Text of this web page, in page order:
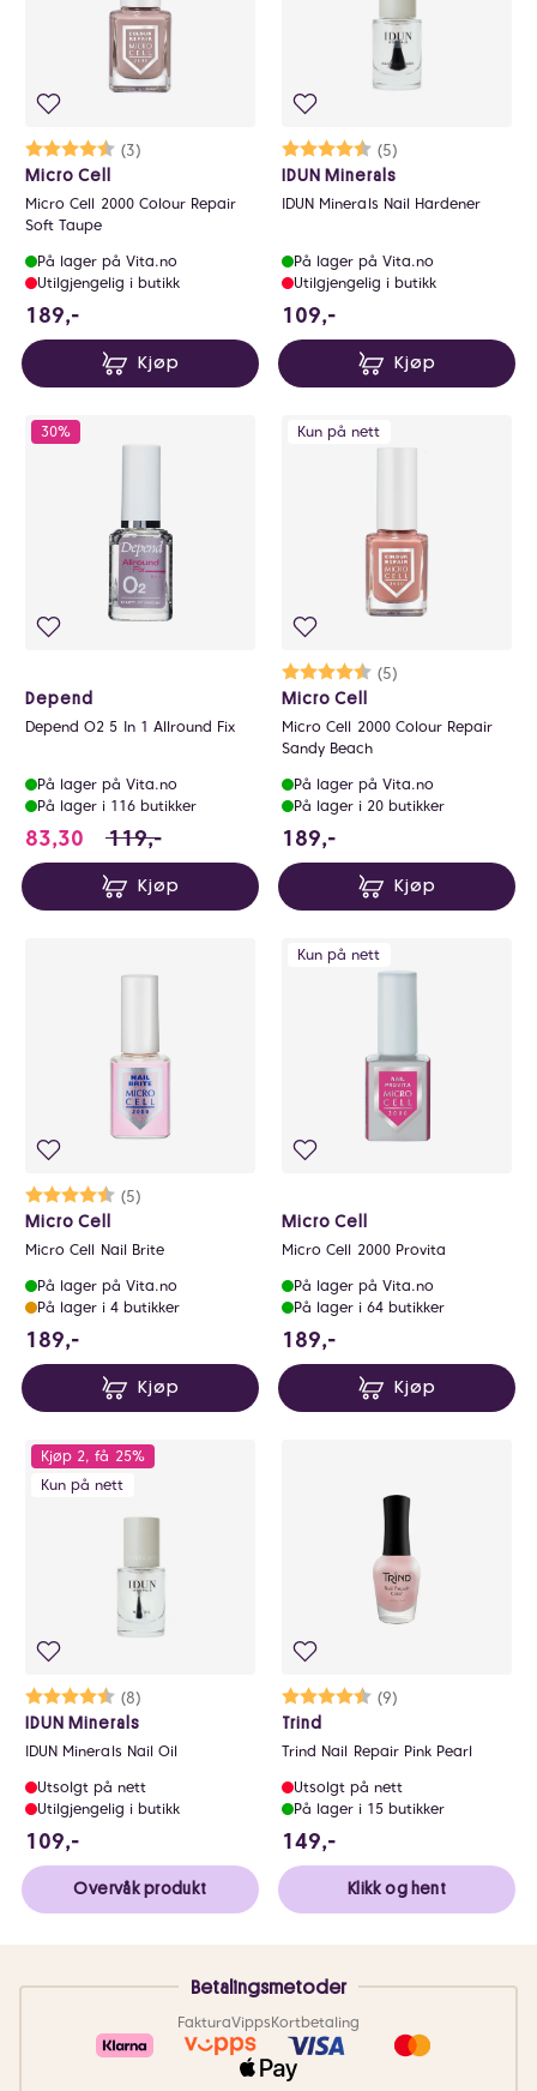
Karakter:
(3)
4.3 av 5 mulige
Micro Cell
Micro Cell 2000 Colour Repair
Soft Taupe
På lager på Vita.no
Utilgjengelig i butikk
189,-
Kjøp
Karakter:
(5)
4.4 av 5 mulige
IDUN Minerals
IDUN Minerals Nail Hardener
På lager på Vita.no
Utilgjengelig i butikk
109,-
Kjøp
30%
Depend
Depend O2 5 In 1 Allround Fix
På lager på Vita.no
På lager i 116 butikker
83,30 83.3 i stedet for 119 NOK, du sparer 35.7 NOK
119,-
Kjøp
Kun på nett
Karakter:
(5)
4.6 av 5 mulige
Micro Cell
Micro Cell 2000 Colour Repair
Sandy Beach
På lager på Vita.no
På lager i 20 butikker
189,-
Kjøp
Karakter:
(5)
4.8 av 5 mulige
Micro Cell
Micro Cell Nail Brite
På lager på Vita.no
På lager i 4 butikker
189,-
Kjøp
Kun på nett
Micro Cell
Micro Cell 2000 Provita
På lager på Vita.no
På lager i 64 butikker
189,-
Kjøp
Kjøp 2, få 25%
Kun på nett
Karakter:
(8)
4.6 av 5 mulige
IDUN Minerals
IDUN Minerals Nail Oil
Utsolgt på nett
Utilgjengelig i butikk
109,-
Overvåk produkt
Karakter:
(9)
4.1 av 5 mulige
Trind
Trind Nail Repair Pink Pearl
Utsolgt på nett
På lager i 15 butikker
149,-
Klikk og hent
Betalingsmetoder
FakturaVippsKortbetaling